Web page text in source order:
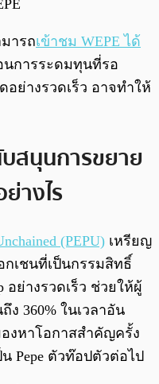
ารถเข้าชม WEPE ได้
การระดมทุนที่รอ
ย่างรวดเร็ว อาจทำให้
สนุนการขยาย
างไร
(PEPU) เหรียญ
เชนที่เป็นกรรมสิทธิ์
อย่างรวดเร็ว ช่วยให้ผู้
360% ในเวลาอัน
งหาโอกาสสำคัญครั้ง
Pepe ตัวท๊อปตัวต่อไป